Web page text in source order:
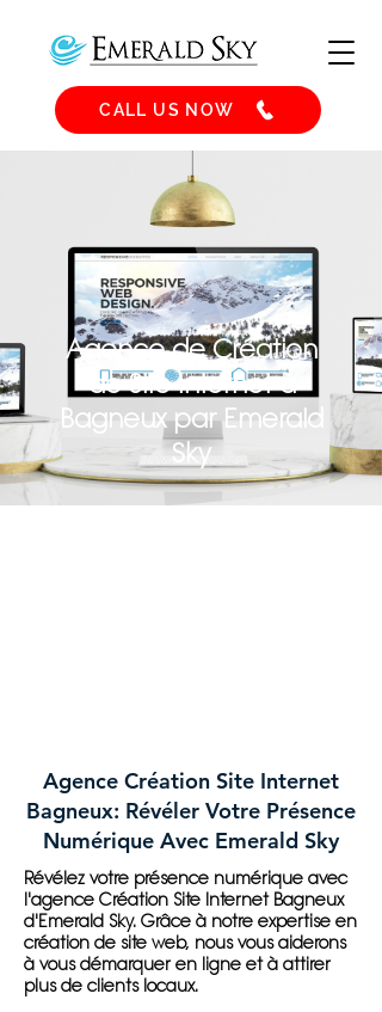
CALL US NOW
Agence de Création
de Site Internet à
Bagneux par Emerald
Sky
Agence Création Site Internet
Bagneux: Révéler Votre Présence
Numérique Avec Emerald Sky
Révélez votre présence numérique avec
l'agence Création Site Internet Bagneux
d'Emerald Sky. Grâce à notre expertise en
création de site web, nous vous aiderons
à vous démarquer en ligne et à attirer
plus de clients locaux.